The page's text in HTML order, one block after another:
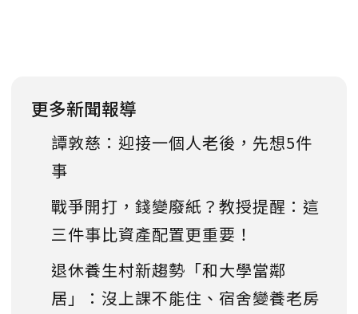
更多新聞報導
譚敦慈：迎接一個人老後，先想5件
事
戰爭開打，錢變廢紙？教授提醒：這
三件事比資產配置更重要！
退休養生村新趨勢「和大學當鄰
居」：沒上課不能住、宿舍變養老房